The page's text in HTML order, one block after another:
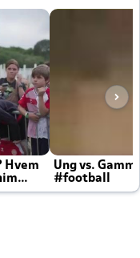
Hvem
Ung vs.
#football